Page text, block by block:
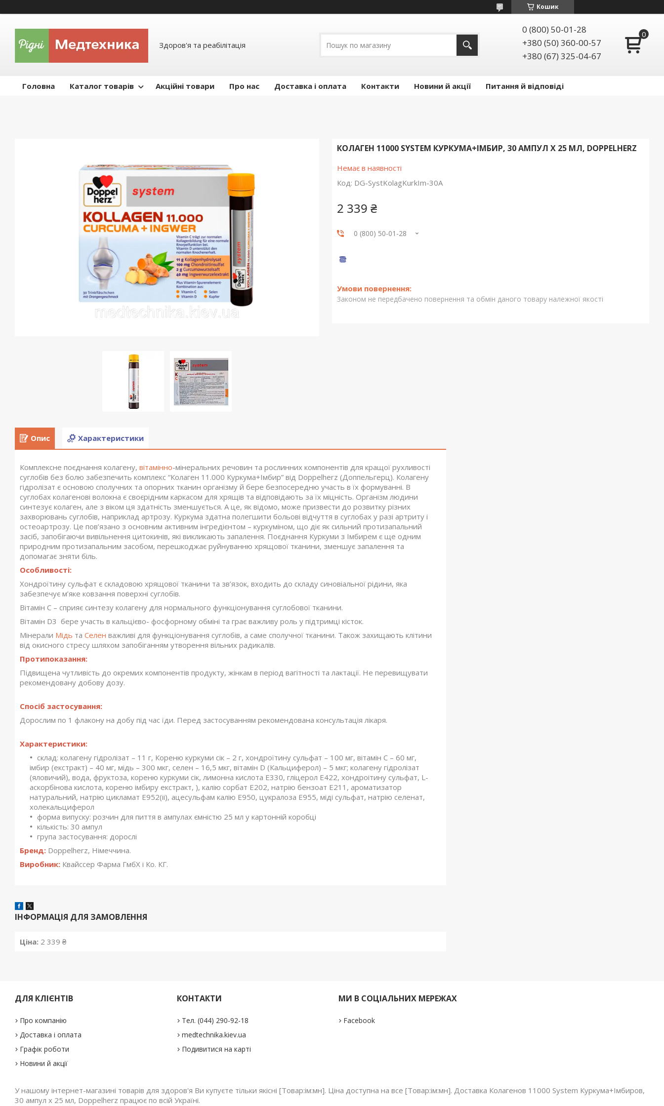
Кошик
Здоров'я та реабілітація
0 (800) 50-01-28
+380 (50) 360-00-57
+380 (67) 325-04-67
Головна Каталог товарів Акційні товари Про нас Доставка і оплата Контакти Новини й акції Питання й відповіді
КОЛАГЕН 11000 SYSTEM КУРКУМА+ІМБИР, 30 АМПУЛ Х 25 МЛ, DOPPELHERZ
Немає в наявності
Код: DG-SystKolagKurkIm-30A
2 339 ₴
0 (800) 50-01-28
Законом не передбачено повернення та обмін даного товару належної якості
Опис Характеристики
Комплексне поєднання колагену, вітамінно-мінеральних речовин та рослинних компонентів для кращої рухливості
суглобів без болю забезпечить комплекс “Колаген 11.000 Куркума+Імбир” від Doppelherz (Доппельгерц). Колагену
гідролізат є основою сполучних та опорних тканин організму й бере безпосередню участь в їх формуванні. В
суглобах колагенові волокна є своєрідним каркасом для хрящів та відповідають за їх міцність. Організм людини
синтезує колаген, але з віком ця здатність зменшується. А це, як відомо, може призвести до розвитку різних
захворювань суглобів, наприклад артрозу. Куркума здатна полегшити больові відчуття в суглобах у разі артриту і
остеоартрозу. Це пов’язано з основним активним інгредієнтом – куркуміном, що діє як сильний протизапальний
засіб, запобігаючи вивільнення цитокинів, які викликають запалення. Поєднання Куркуми з Імбирем є ще одним
природним протизапальним засобом, перешкоджає руйнуванню хрящової тканини, зменшує запалення та
допомагає зняти біль.
Особливості:
Хондроїтину сульфат є складовою хрящової тканини та зв’язок, входить до складу синовіальної рідини, яка
забезпечує м’яке ковзання поверхні суглобів.
Вітамін С – сприяє синтезу колагену для нормального функціонування суглобової тканини.
Вітамін D3 бере участь в кальцієво- фосфорному обміні та грає важливу роль у підтримці кісток.
Мінерали Мідь та Селен важливі для функціонування суглобів, а саме сполучної тканини. Також захищають клітини
від окисного стресу шляхом запобіганням утворення вільних радикалів.
Протипоказання:
Підвищена чутливість до окремих компонентів продукту, жінкам в період вагітності та лактації. Не перевищувати
рекомендовану добову дозу.
Спосіб застосування:
Дорослим по 1 флакону на добу під час їди. Перед застосуванням рекомендована консультація лікаря.
Характеристики:
склад: колагену гідролізат – 11 г, Кореню куркуми сік – 2 г, хондроїтину сульфат – 100 мг, вітамін С – 60 мг,
імбир (екстракт) – 40 мг, мідь – 300 мкг, селен – 16,5 мкг, вітамін D (Кальциферол) – 5 мкг; колагену гідролізат
(яловичий), вода, фруктоза, кореню куркуми сік, лимонна кислота Е330, гліцерол Е422, хондроітину сульфат, L-
аскорбінова кислота, кореню імбиру екстракт, ), калію сорбат Е202, натрію бензоат Е211, ароматизатор
натуральний, натрію цикламат Е952(іі), ацесульфам калію Е950, цукралоза Е955, міді сульфат, натрію селенат,
холекальциферол
форма випуску: розчин для пиття в ампулах ємністю 25 мл у картонній коробці
кількість: 30 ампул
група застосування: дорослі
Бренд: Doppelherz, Німеччина.
Виробник: Квайссер Фарма ГмбХ і Ко. КГ.
ІНФОРМАЦІЯ ДЛЯ ЗАМОВЛЕННЯ
Ціна: 2 339 ₴
ДЛЯ КЛІЄНТІВ
Про компанію
Доставка і оплата
Графік роботи
Новини й акції
КОНТАКТИ
Тел. (044) 290-92-18
medtechnika.kiev.ua
Подивитися на карті
МИ В СОЦІАЛЬНИХ МЕРЕЖАХ
Facebook
У нашому інтернет-магазині товарів для здоров'я Ви купуєте тільки якісні [Товар:ім:мн]. Ціна доступна на все [Товар:ім:мн]. Доставка Колагенов 11000 System Куркума+Імбиров,
30 ампул х 25 мл, Doppelherz працює по всій Україні.